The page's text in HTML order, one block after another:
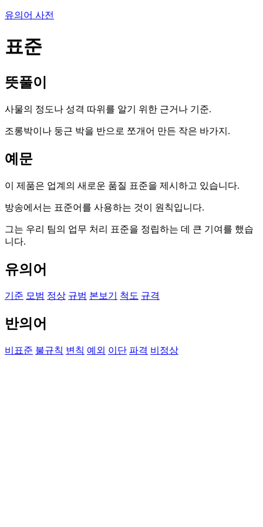
유의어 사전
표준
뜻풀이
사물의 정도나 성격 따위를 알기 위한 근거나 기준.
조롱박이나 둥근 박을 반으로 쪼개어 만든 작은 바가지.
예문
이 제품은 업계의 새로운 품질 표준을 제시하고 있습니다.
방송에서는 표준어를 사용하는 것이 원칙입니다.
그는 우리 팀의 업무 처리 표준을 정립하는 데 큰 기여를 했습
니다.
유의어
기준 모범 정상 규범 본보기 척도 규격
반의어
비표준 불규칙 변칙 예외 이단 파격 비정상